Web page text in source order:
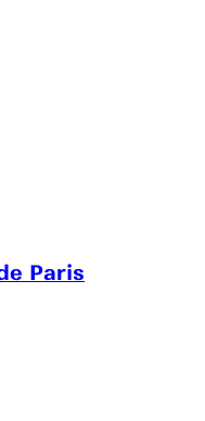
Paris